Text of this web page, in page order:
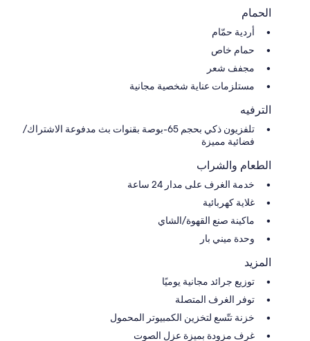
الحمام
أردية حمّام
حمام خاص
مجفف شعر
مستلزمات عناية شخصية مجانية
الترفيه
تلفزيون ذكي بحجم 65-بوصة بقنوات بث مدفوعة الاشتراك/
فضائية مميزة
الطعام والشراب
خدمة الغرف على مدار 24 ساعة
غلاية كهربائية
ماكينة صنع القهوة/الشاي
وحدة ميني بار
المزيد
توزيع جرائد مجانية يوميًا
توفر الغرف المتصلة
خزنة تتّسع لتخزين الكمبيوتر المحمول
غرف مزودة بميزة عزل الصوت